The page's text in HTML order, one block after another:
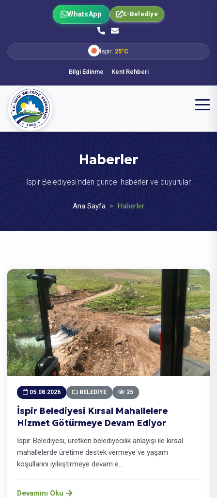
İspir: 25°C
Bilgi Edinme Kent Rehberi
E-Belediye
WhatsApp
Haberler
İspir Belediyesi'nden güncel haberler ve duyurular
Ana Sayfa Haberler
05.08.2026 BELEDIYE 25
İspir Belediyesi Kırsal Mahallelere
Hizmet Götürmeye Devam Ediyor
İspir Belediyesi, üretken belediyecilik anlayışı ile kırsal
mahallelerde üretime destek vermeye ve yaşam
koşullarını iyileştirmeye devam e...
Devamını Oku